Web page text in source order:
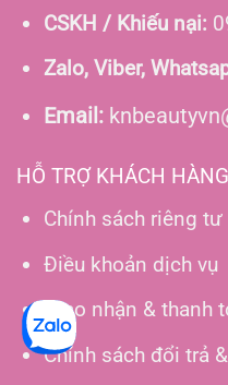
CSKH / Khiếu nại:
Zalo, Viber,
Email:
HỖ TRỢ KHÁCH HÀNG
Chính sách riêng tư
Điều khoản dịch vụ
Giao nhận & thanh
Chính sách đổi trả